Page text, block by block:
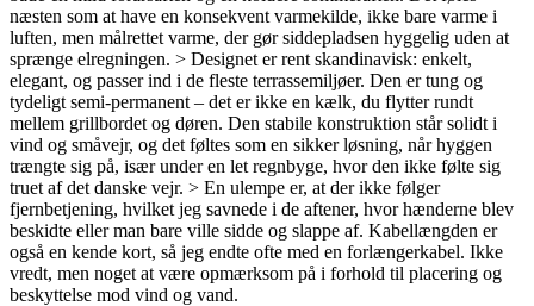
næsten som at have en konsekvent varmekilde, ikke bare varme i
luften, men målrettet varme, der gør siddepladsen hyggelig uden at
sprænge elregningen. > Designet er rent skandinavisk: enkelt,
elegant, og passer ind i de fleste terrassemiljøer. Den er tung og
tydeligt semi-permanent – det er ikke en kælk, du flytter rundt
mellem grillbordet og døren. Den stabile konstruktion står solidt i
vind og småvejr, og det føltes som en sikker løsning, når hyggen
trængte sig på, især under en let regnbyge, hvor den ikke følte sig
truet af det danske vejr. > En ulempe er, at der ikke følger
fjernbetjening, hvilket jeg savnede i de aftener, hvor hænderne blev
beskidte eller man bare ville sidde og slappe af. Kabellængden er
også en kende kort, så jeg endte ofte med en forlængerkabel. Ikke
vredt, men noget at være opmærksom på i forhold til placering og
beskyttelse mod vind og vand.